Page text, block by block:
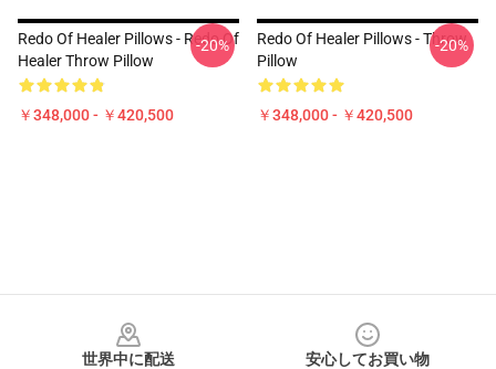
Redo Of Healer Pillows - Redo Of
Healer Throw Pillow
￥348,000 - ￥420,500
-20%
Redo Of Healer Pillows - Throw
Pillow
￥348,000 - ￥420,500
-20%
世界中に配送
安心してお買い物